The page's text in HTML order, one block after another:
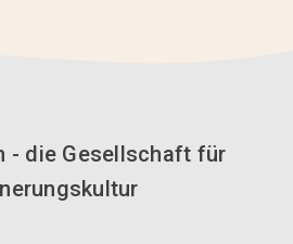
- die Gesellschaft für